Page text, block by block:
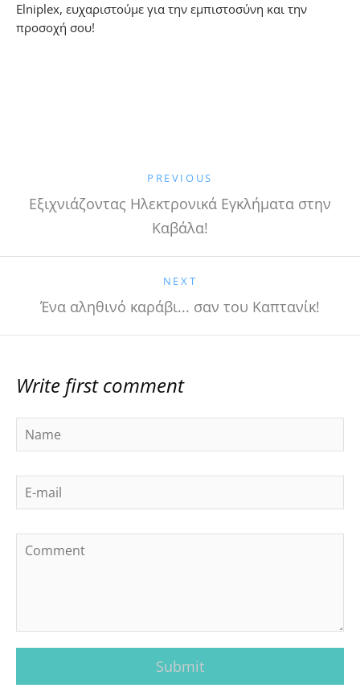
Elniplex, ευχαριστούμε για την εμπιστοσύνη και την
προσοχή σου!
PREVIOUS
Εξιχνιάζοντας Ηλεκτρονικά Εγκλήματα στην
Καβάλα!
NEXT
Ένα αληθινό καράβι... σαν του Καπτανίκ!
Write first comment